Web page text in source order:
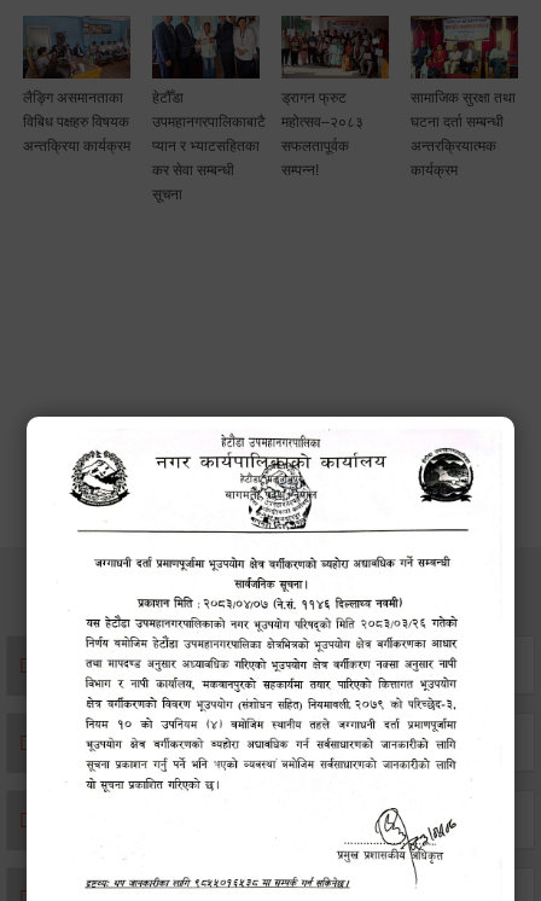
लैङ्गि असमानताका
विबिध पक्षहरु विषयक
अन्तक्रिया कार्यक्रम
हेटौँडा
उपमहानगरपालिकाबाटै
प्यान र भ्याटसहितका
कर सेवा सम्बन्धी
सूचना
ड्रागन फ्रुट
महोत्सव–२०८३
सफलतापूर्वक
सम्पन्न!
सामाजिक सुरक्षा तथा
घटना दर्ता सम्बन्धी
अन्तरक्रियात्मक
कार्यक्रम
सेवाहरु
संस्था दर्ता सिफारिस
एकिकृत सम्पत्ति कर/घर जग्गा कर